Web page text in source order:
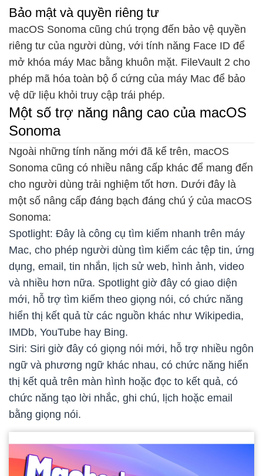
Bảo mật và quyền riêng tư
macOS Sonoma cũng chú trọng đến bảo vệ quyền
riêng tư của người dùng, với tính năng Face ID để
mở khóa máy Mac bằng khuôn mặt. FileVault 2 cho
phép mã hóa toàn bộ ổ cứng của máy Mac để bảo
vệ dữ liệu khỏi truy cập trái phép.
Một số trợ năng nâng cao của macOS
Sonoma
Ngoài những tính năng mới đã kể trên, macOS
Sonoma cũng có nhiều nâng cấp khác để mang đến
cho người dùng trải nghiệm tốt hơn. Dưới đây là
một số nâng cấp đáng bạch đáng chú ý của macOS
Sonoma:
Spotlight: Đây là công cụ tìm kiếm nhanh trên máy
Mac, cho phép người dùng tìm kiếm các tệp tin, ứng
dụng, email, tin nhắn, lịch sử web, hình ảnh, video
và nhiều hơn nữa. Spotlight giờ đây có giao diện
mới, hỗ trợ tìm kiếm theo giọng nói, có chức năng
hiển thị kết quả từ các nguồn khác như Wikipedia,
IMDb, YouTube hay Bing.
Siri: Siri giờ đây có giọng nói mới, hỗ trợ nhiều ngôn
ngữ và phương ngữ khác nhau, có chức năng hiển
thị kết quả trên màn hình hoặc đọc to kết quả, có
chức năng tạo lời nhắc, ghi chú, lịch hoặc email
bằng giọng nói.